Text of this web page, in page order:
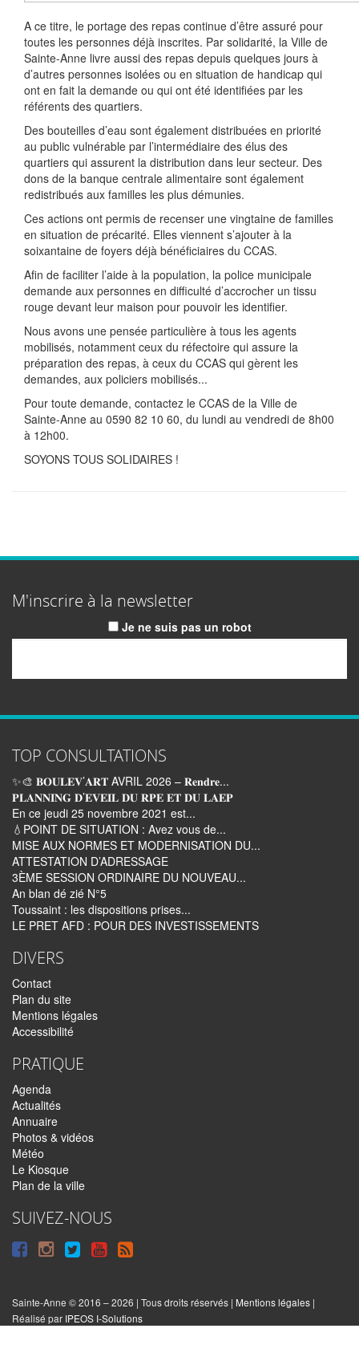
A ce titre, le portage des repas continue d’être assuré pour
toutes les personnes déjà inscrites. Par solidarité, la Ville de
Sainte-Anne livre aussi des repas depuis quelques jours à
d’autres personnes isolées ou en situation de handicap qui
ont en fait la demande ou qui ont été identifiées par les
référents des quartiers.
Des bouteilles d’eau sont également distribuées en priorité
au public vulnérable par l’intermédiaire des élus des
quartiers qui assurent la distribution dans leur secteur. Des
dons de la banque centrale alimentaire sont également
redistribués aux familles les plus démunies.
Ces actions ont permis de recenser une vingtaine de familles
en situation de précarité. Elles viennent s’ajouter à la
soixantaine de foyers déjà bénéficiaires du CCAS.
Afin de faciliter l’aide à la population, la police municipale
demande aux personnes en difficulté d’accrocher un tissu
rouge devant leur maison pour pouvoir les identifier.
Nous avons une pensée particulière à tous les agents
mobilisés, notamment ceux du réfectoire qui assure la
préparation des repas, à ceux du CCAS qui gèrent les
demandes, aux policiers mobilisés...
Pour toute demande, contactez le CCAS de la Ville de
Sainte-Anne au 0590 82 10 60, du lundi au vendredi de 8h00
à 12h00.
SOYONS TOUS SOLIDAIRES !
M'inscrire à la newsletter
Je ne suis pas un robot
TOP CONSULTATIONS
✨🎨 𝐁𝐎𝐔𝐋𝐄𝐕’𝐀𝐑𝐓 AVRIL 2026 – 𝐑𝐞𝐧𝐝𝐫𝐞...
𝐏𝐋𝐀𝐍𝐍𝐈𝐍𝐆 𝐃’𝐄𝐕𝐄𝐈𝐋 𝐃𝐔 𝐑𝐏𝐄 𝐄𝐓 𝐃𝐔 𝐋𝐀𝐄𝐏
En ce jeudi 25 novembre 2021 est...
💧POINT DE SITUATION : Avez vous de...
MISE AUX NORMES ET MODERNISATION DU...
ATTESTATION D’ADRESSAGE
3ÈME SESSION ORDINAIRE DU NOUVEAU...
An blan dé zié N°5
Toussaint : les dispositions prises...
LE PRET AFD : POUR DES INVESTISSEMENTS
DIVERS
Contact
Plan du site
Mentions légales
Accessibilité
PRATIQUE
Agenda
Actualités
Annuaire
Photos & vidéos
Météo
Le Kiosque
Plan de la ville
SUIVEZ-NOUS
Suivre
Facebook
Suivre
Instagram
Suivre
Twitter
Syndiquer
le
site
Sainte-Anne © 2016 – 2026 | Tous droits réservés | Mentions légales |
Réalisé par IPEOS I-Solutions
Réinitialiser